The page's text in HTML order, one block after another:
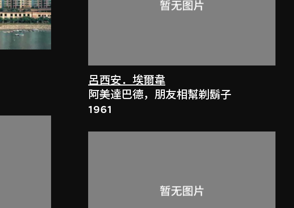
呂西安．埃爾韋
阿美達巴德，朋友相幫剃鬍子
1961